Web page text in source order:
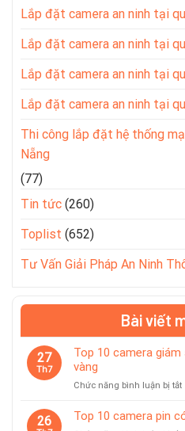
Lắp đặt camera an ninh tại
Lắp đặt camera an ninh tại
Lắp đặt camera an ninh tại
Lắp đặt camera an ninh tại
Thi công lắp đặt hệ thống
Nẵng
(77)
Tin tức (260)
Toplist (652)
Tư Vấn Giải Pháp An Ninh
Bài viết
27
Th7
Top 10 camera
vàng
Chức năng bình luận bị tắtở
10
26 Top 10 camera pin